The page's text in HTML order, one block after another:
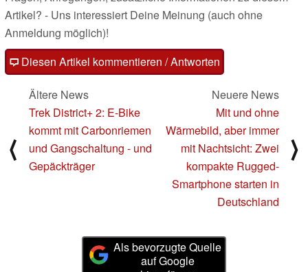
Artikel? - Uns interessiert Deine Meinung (auch ohne
Anmeldung möglich)!
Diesen Artikel kommentieren / Antworten
⟨
Ältere News
Trek District+ 2: E-Bike
kommt mit Carbonriemen
und Gangschaltung - und
Gepäckträger
Neuere News
Mit und ohne
Wärmebild, aber immer
mit Nachtsicht: Zwei
kompakte Rugged-
Smartphone starten in
Deutschland
⟩
Als bevorzugte Quelle
auf Google